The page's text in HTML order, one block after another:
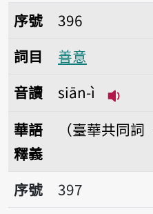
序號396善意
序號
396
詞目
善意
音讀
siān-ì
華語
釋義
（臺華共同詞
序號397善心
序號
397